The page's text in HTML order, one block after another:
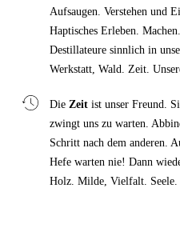
Aufsaugen. Verstehen und
Haptisches Erleben.
Destillateure sinnlich in
Werkstatt, Wald. Zeit.
Die Zeit ist unser Freund.
zwingt uns zu warten.
Schritt nach dem anderen.
Hefe warten nie! Dann
Holz. Milde, Vielfalt. Seele.